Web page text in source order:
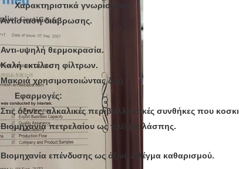
Χαρακτηριστικά γνωρίσματα:
Αντίσταση διάβρωσης.
Αντι-υψηλή θερμοκρασία.
Καλή εκτέλεση φίλτρων.
Μακριά χρησιμοποιώντας ζωή
Εφαρμογές:
Στις όξινες, αλκαλικές περιβαλλοντικές συνθήκες που
Βιομηχανία πετρελαίου ως πλέγμα λάσπης.
Βιομηχανία επένδυσης ως όξινο πλέγμα καθαρισμού.